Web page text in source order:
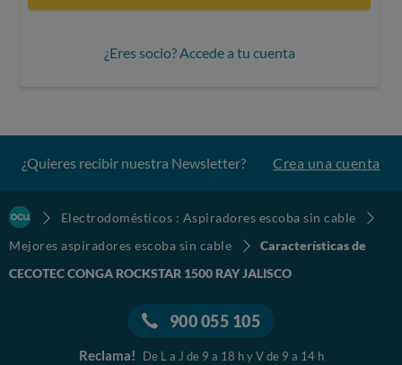
¿Eres socio? Accede a tu cuenta
¿Quieres recibir nuestra Newsletter? Crea una cuenta
Electrodomésticos : Aspiradores escoba sin cable
Mejores aspiradores escoba sin cable
Características de
CECOTEC CONGA ROCKSTAR 1500 RAY JALISCO
900 055 105
Reclama! De L a J de 9 a 18 h y V de 9 a 14 h